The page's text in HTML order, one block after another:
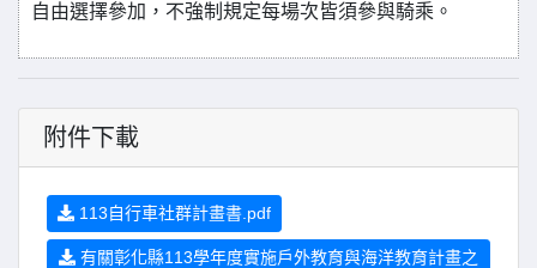
自由選擇參加，不強制規定每場次皆須參與騎乘。
附件下載
113自行車社群計畫書.pdf
有關彰化縣113學年度實施戶外教育與海洋教育計畫之